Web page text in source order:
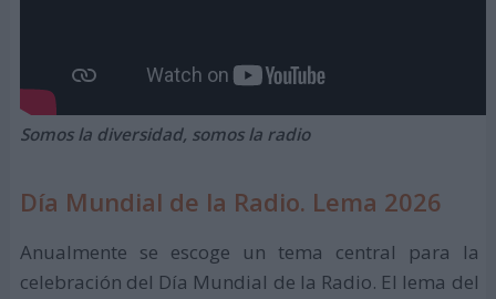
Somos la diversidad, somos la radio
Día Mundial de la Radio. Lema 2026
Anualmente se escoge un tema central para la
celebración del Día Mundial de la Radio. El lema del